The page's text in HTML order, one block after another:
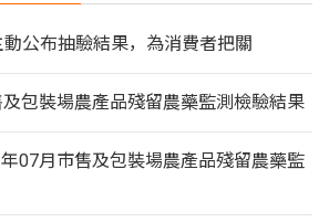
動公布抽驗結果，為消費者把關
包裝場農產品殘留農藥監測檢驗結果
07月市售及包裝場農產品殘留農藥監